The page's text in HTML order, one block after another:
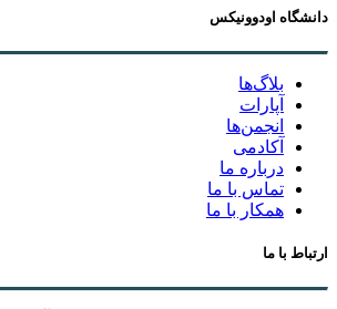
اودوونیکس
بلاگ‌ها
آپارات
انجمن‌ها
آکادمی
درباره ما
تماس با ما
همکار با ما
با ما